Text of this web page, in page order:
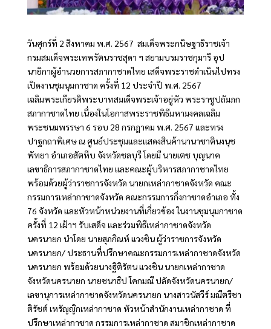
วันศุกร์ที่ 2 สิงหาคม พ.ศ. 2567 สมเด็จพระกนิษฐาธิราชเจ้า
กรมสมเด็จพระเทพรัตนราชสุดา ฯ สยามบรมราชกุมารี อุป
นายิกาผู้อำนวยการสภากาชาดไทย เสด็จพระราชดำเนินไปทรง
เปิดงานชุมนุมกาชาด ครั้งที่ 12 ประจำปี พ.ศ. 2567
เฉลิมพระเกียรติพระบาทสมเด็จพระเจ้าอยู่หัว พระราชูปถัมภก
สภากาชาดไทย เนื่องในโอกาสพระราชพิธีมหามงคลเฉลิม
พระชนมพรรษา 6 รอบ 28 กรกฎาคม พ.ศ. 2567 และทรง
ปาฐกถาพิเศษ ณ ศูนย์ประชุมและแสดงสินค้านานาชาตินงนุช
พัทยา อำเภอสัตหีบ จังหวัดชลบุรี โดยมี นายเตช บุญนาค
เลขาธิการสภากาชาดไทย และคณะผู้บริหารสภากาชาดไทย
พร้อมด้วยผู้ว่าราชการจังหวัด นายกเหล่ากาชาดจังหวัด คณะ
กรรมการเหล่ากาชาดจังหวัด คณะกรรมการกิ่งกาชาดอำเภอ ทั้ง
76 จังหวัด และหัวหน้าหน่วยงานที่เกี่ยวข้อง ในงานชุมนุมกาชาด
ครั้งที่ 12 เฝ้าฯ รับเสด็จ และร่วมพิธีเหล่ากาชาดจังหวัด
นครนายก นำโดย นายสุภกิณห์ แวงชิน ผู้ว่าราชการจังหวัด
นครนายก/ ประธานที่ปรึกษาคณะกรรมการเหล่ากาชาดจังหวัด
นครนายก พร้อมด้วยนางฐิติรัตน แวงชิน นายกเหล่ากาชาด
จังหวัดนครนายก นายชนาธิป โคกมณี ปลัดจังหวัดนครนายก/
เลขานุการเหล่ากาชาดจังหวัดนครนายก นางสาวนัสวีร์ มณีตรีชา
ติรัชต์ เหรัญญิกเหล่ากาชาด หัวหน้าสำนักงานเหล่ากาชาด ที่
ปรึกษาเหล่ากาชาด กรรมการเหล่ากาชาด สมาชิกเหล่ากาชาด